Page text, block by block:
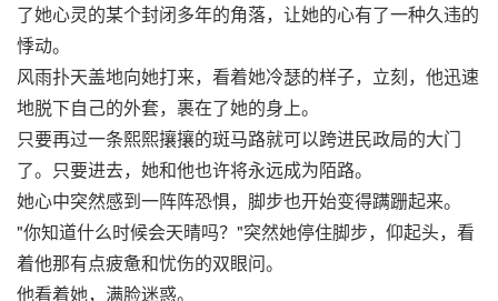
了她心灵的某个封闭多年的角落，让她的心有了一种久违的
悸动。
风雨扑天盖地向她打来，看着她冷瑟的样子，立刻，他迅速
地脱下自己的外套，裹在了她的身上。
只要再过一条熙熙攘攘的斑马路就可以跨进民政局的大门
了。只要进去，她和他也许将永远成为陌路。
她心中突然感到一阵阵恐惧，脚步也开始变得蹒跚起来。
"你知道什么时候会天晴吗？"突然她停住脚步，仰起头，看
着他那有点疲惫和忧伤的双眼问。
他看着她，满脸迷惑。